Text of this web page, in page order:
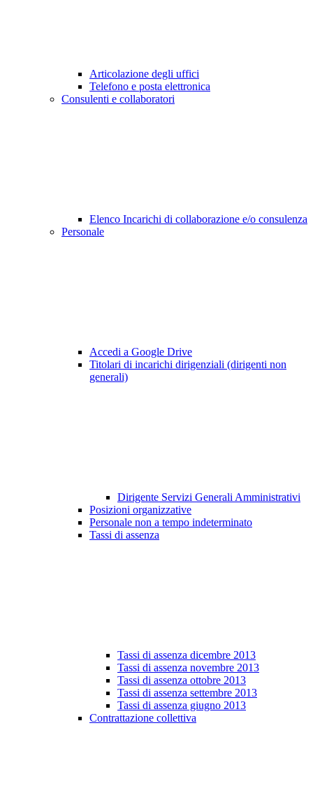
Articolazione degli uffici
Telefono e posta elettronica
Consulenti e collaboratori
Elenco Incarichi di collaborazione e/o consulenza
Personale
Accedi a Google Drive
Titolari di incarichi dirigenziali (dirigenti non
generali)
Dirigente Servizi Generali Amministrativi
Posizioni organizzative
Personale non a tempo indeterminato
Tassi di assenza
Tassi di assenza dicembre 2013
Tassi di assenza novembre 2013
Tassi di assenza ottobre 2013
Tassi di assenza settembre 2013
Tassi di assenza giugno 2013
Contrattazione collettiva